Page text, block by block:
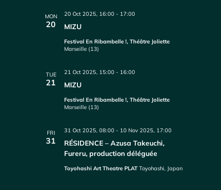
MON
20 MIZU
20 Oct 2025, 16:00 - 17:00
Festival En Ribambelle !, Théâtre Joliette
Marseille (13)
TUE
21 MIZU
21 Oct 2025, 15:00 - 16:00
Festival En Ribambelle !, Théâtre Joliette
Marseille (13)
FRI
31
RÉSIDENCE – Azusa Takeuchi,
Fureru, production déléguée
31 Oct 2025, 08:00 - 10 Nov 2025, 17:00
Toyohashi Art Theatre PLATToyohashi, Japan